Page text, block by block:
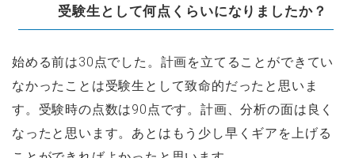
受験生として何点くらいになりましたか？
始める前は30点でした。計画を立てることができてい
なかったことは受験生として致命的だったと思いま
す。受験時の点数は90点です。計画、分析の面は良く
なったと思います。あとはもう少し早くギアを上げる